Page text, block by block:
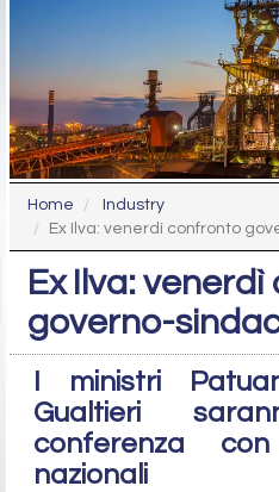
Home
Industry
Ex Ilva: venerdì confronto
Ex Ilva:
governo-
I ministri
Gualtieri
conferenza
nazionali